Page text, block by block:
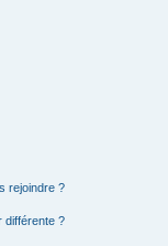
rejoindre ?
différente ?